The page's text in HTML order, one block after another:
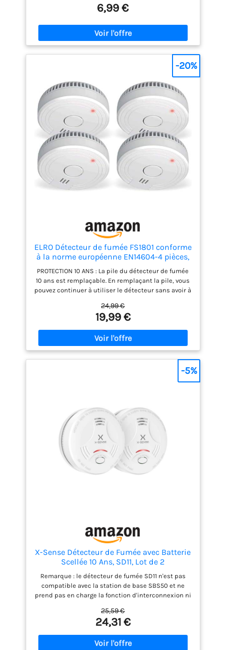
CAPTEUR OPTIQUE MODERNE : Équipé d’un capteur
optique avancé qui réagit rapidement en cas
d’incendie, offrant une alerte précoce en cas de
fumée. Réduction des fausses alertes. FACILITÉ
D’UTILISATION : Testez facilement le fonctionnement
de votre détecteur de fumée grâce au bouton test et
restez informé de l’état de la pile avec l’indicateur
tranquillité d’esprit grâce à une garantie de 2 ans.
De plus, ce détecteur de fumée respecte les
normes strictes de sécurité européennes
(EN14604). INSTALLATION FACILE : Le détecteur de
fumée est simple à installer grâce au kit de fixation
inclus.
6,99 €
ELRO Détecteur de fumée FS1801 conforme
à la norme européenne EN14604-4 pièces,
lot de 4
PROTECTION 10 ANS : La pile du détecteur de fumée
10 ans est remplaçable. En remplaçant la pile, vous
pouvez continuer à utiliser le détecteur sans avoir à
CAPTEUR OPTIQUE MODERNE : Équipé d’un capteur
optique avancé qui réagit rapidement en cas
d’incendie, offrant une alerte précoce en cas de
fumée. Réduction des fausses alertes. FACILITÉ
D’UTILISATION : Testez facilement le fonctionnement
de votre détecteur de fumée grâce au bouton test et
restez informé de l’état de la pile avec l’indicateur
(EN14604). INSTALLATION FACILE : Le détecteur de
fumée est simple à installer grâce au kit de fixation
inclus.
24,99 €
19,99 €
-20%
X-Sense Détecteur de Fumée avec Batterie
Scellée 10 Ans, SD11, Lot de 2
Remarque : le détecteur de fumée SD11 n'est pas
compatible avec la station de base SBS50 et ne
prend pas en charge la fonction d'interconnexion ni
Depuis 2015, l’installation d’un détecteur de fumée
est obligatoire dans tous les foyers. Si votre ancien
modèle date de cette période, il est temps de
passer à un détecteur fiable et conforme pour la
25,59 €
24,31 €
-5%